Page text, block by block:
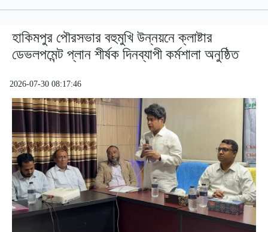
হাকিমপুর পৌরসভার বহুমুখি উন্নয়নে ক্লাষ্টার
ডেভলপমেন্ট প্লান শীর্ষক দিনব্যাপী কর্মশালা অনুষ্ঠিত
2026-07-30 08:17:46